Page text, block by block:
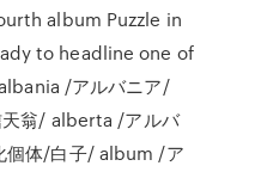
album Puzzle in
to headline one of
/アルバニア/
翁/ alberta /アルバ
個体/白子/ album /ア